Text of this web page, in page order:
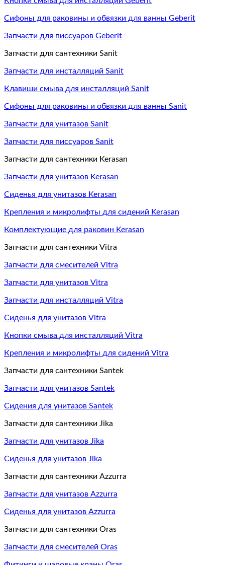
Сифоны для раковины и обвязки для ванны Geberit
Запчасти для писсуаров Geberit
Запчасти для сантехники Sanit
Запчасти для инсталляций Sanit
Клавиши смыва для инсталляций Sanit
Сифоны для раковины и обвязки для ванны Sanit
Запчасти для унитазов Sanit
Запчасти для писсуаров Sanit
Запчасти для сантехники Kerasan
Запчасти для унитазов Kerasan
Сиденья для унитазов Kerasan
Крепления и микролифты для сидений Kerasan
Комплектующие для раковин Kerasan
Запчасти для сантехники Vitra
Запчасти для смесителей Vitra
Запчасти для унитазов Vitra
Запчасти для инсталляций Vitra
Сиденья для унитазов Vitra
Кнопки смыва для инсталляций Vitra
Крепления и микролифты для сидений Vitra
Запчасти для сантехники Santek
Запчасти для унитазов Santek
Сидения для унитазов Santek
Запчасти для сантехники Jika
Запчасти для унитазов Jika
Сиденья для унитазов Jika
Запчасти для сантехники Azzurra
Запчасти для унитазов Azzurra
Сиденья для унитазов Azzurra
Запчасти для сантехники Oras
Запчасти для смесителей Oras